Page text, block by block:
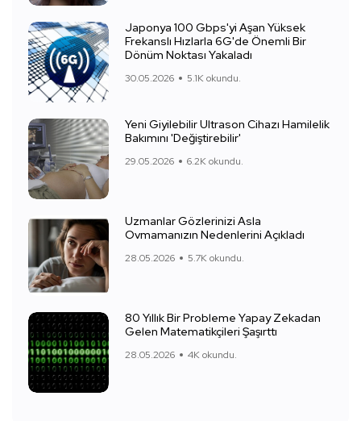
Japonya 100 Gbps'yi Aşan Yüksek
Frekanslı Hızlarla 6G'de Önemli Bir
Dönüm Noktası Yakaladı
30.05.2026 5.1K okundu.
Yeni Giyilebilir Ultrason Cihazı Hamilelik
Bakımını 'Değiştirebilir'
29.05.2026 6.2K okundu.
Uzmanlar Gözlerinizi Asla
Ovmamanızın Nedenlerini Açıkladı
28.05.2026 5.7K okundu.
80 Yıllık Bir Probleme Yapay Zekadan
Gelen Matematikçileri Şaşırttı
28.05.2026 4K okundu.